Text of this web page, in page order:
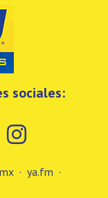
sociales:
· ya.fm ·